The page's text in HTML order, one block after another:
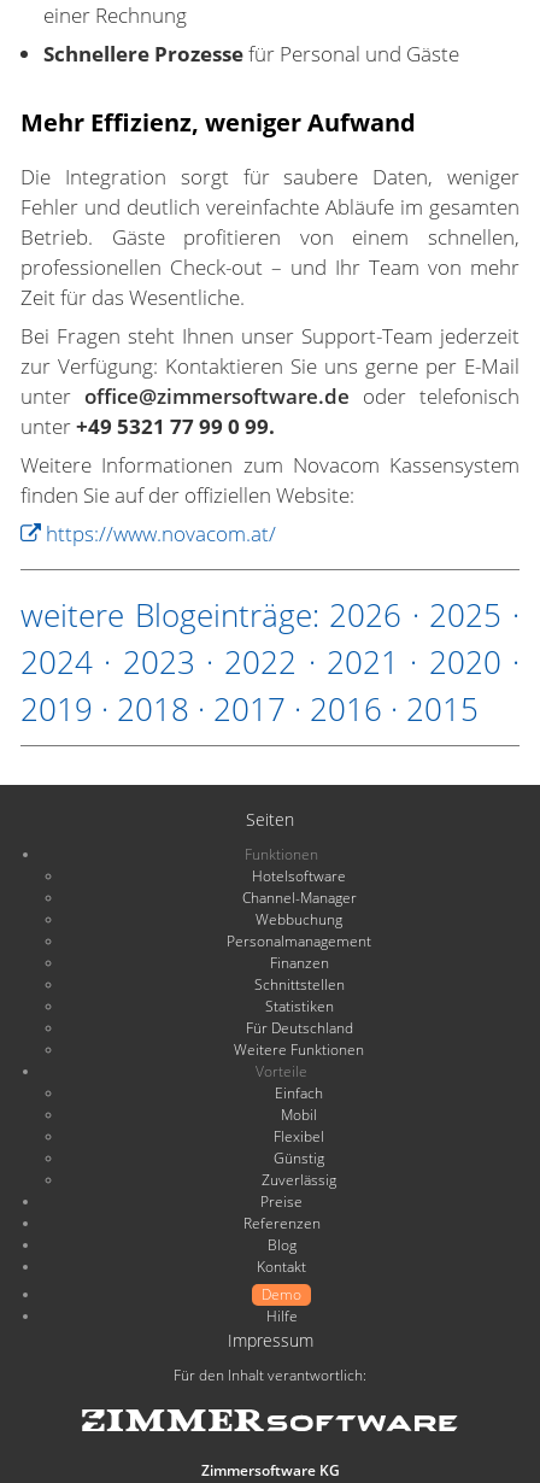
einer Rechnung
Schnellere Prozessefür Personal und Gäste
Mehr Effizienz, weniger Aufwand
Die Integration sorgt für saubere Daten, weniger
Fehler und deutlich vereinfachte Abläufe im gesamten
Betrieb. Gäste profitieren von einem schnellen,
professionellen Check-out – und Ihr Team von mehr
Zeit für das Wesentliche.
Bei Fragen steht Ihnen unser Support-Team jederzeit
zur Verfügung: Kontaktieren Sie uns gerne per E-Mail
unter office@zimmersoftware.de oder telefonisch
unter+49 5321 77 99 0 99.
Weitere Informationen zum Novacom Kassensystem
finden Sie auf der offiziellen Website:
https://www.novacom.at/
weitere Blogeinträge: 2026 · 2025 ·
2024 · 2023 · 2022 · 2021 · 2020 ·
2019 · 2018 · 2017 · 2016 · 2015
Seiten
Funktionen
Hotelsoftware
Channel-Manager
Webbuchung
Personalmanagement
Finanzen
Schnittstellen
Statistiken
Für Deutschland
Weitere Funktionen
Vorteile
Einfach
Mobil
Flexibel
Günstig
Zuverlässig
Preise
Referenzen
Blog
Kontakt
Demo
Hilfe
Impressum
Für den Inhalt verantwortlich:
Zimmersoftware KG